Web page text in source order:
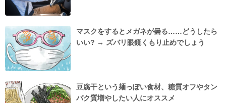
マスクをするとメガネが曇る……どうしたら
いい? → ズバリ眼鏡くもり止めでしょう
豆腐干という麺っぽい食材、糖質オフやタン
パク質増やしたい人にオススメ